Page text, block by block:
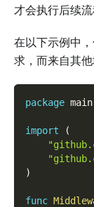
才会执行后续流
在以下示例中
求，而来自其
package main
import
(
)
func